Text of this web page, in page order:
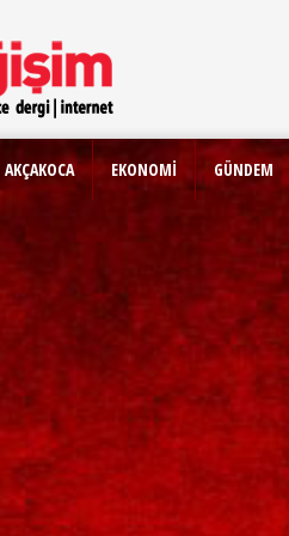
AKÇAKOCA EKONOMİ GÜNDEM